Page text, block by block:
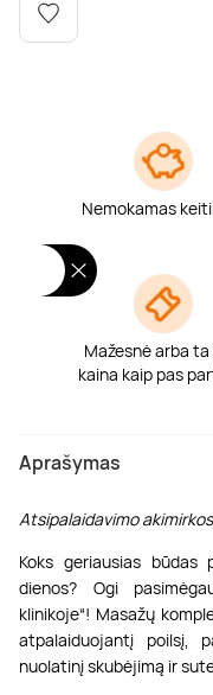
Nemokamas
Mažesnė arba
kaina kaip pas
Aprašymas
Atsipalaidavimo akimirkos
Koks geriausias
dienos? Ogi
klinikoje“! Masažų
atpalaiduojantį poilsį,
nuolatinį skubėjimą ir